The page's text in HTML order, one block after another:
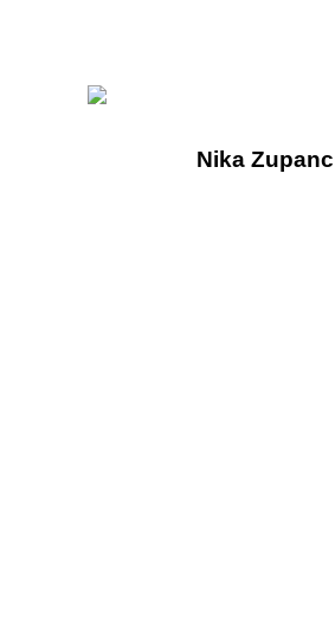
Nika Zupanc